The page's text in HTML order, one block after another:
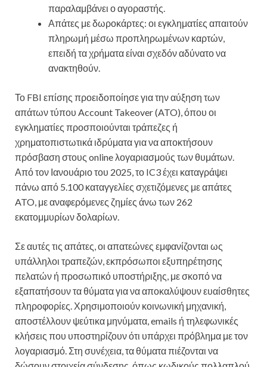
παραλαμβάνει ο αγοραστής.
Απάτες με δωροκάρτες: οι εγκληματίες απαιτούν
πληρωμή μέσω προπληρωμένων καρτών,
επειδή τα χρήματα είναι σχεδόν αδύνατο να
ανακτηθούν.
Το FBI επίσης προειδοποίησε για την αύξηση των
απάτων τύπου Account Takeover (ATO), όπου οι
εγκληματίες προσποιούνται τράπεζες ή
χρηματοπιστωτικά ιδρύματα για να αποκτήσουν
πρόσβαση στους online λογαριασμούς των θυμάτων.
Από τον Ιανουάριο του 2025, το IC3 έχει καταγράψει
πάνω από 5.100 καταγγελίες σχετιζόμενες με απάτες
ATO, με αναφερόμενες ζημίες άνω των 262
εκατομμυρίων δολαρίων.
Σε αυτές τις απάτες, οι απατεώνες εμφανίζονται ως
υπάλληλοι τραπεζών, εκπρόσωποι εξυπηρέτησης
πελατών ή προσωπικό υποστήριξης, με σκοπό να
εξαπατήσουν τα θύματα για να αποκαλύψουν ευαίσθητες
πληροφορίες. Χρησιμοποιούν κοινωνική μηχανική,
αποστέλλουν ψεύτικα μηνύματα, emails ή τηλεφωνικές
κλήσεις που υποστηρίζουν ότι υπάρχει πρόβλημα με τον
λογαριασμό. Στη συνέχεια, τα θύματα πιέζονται να